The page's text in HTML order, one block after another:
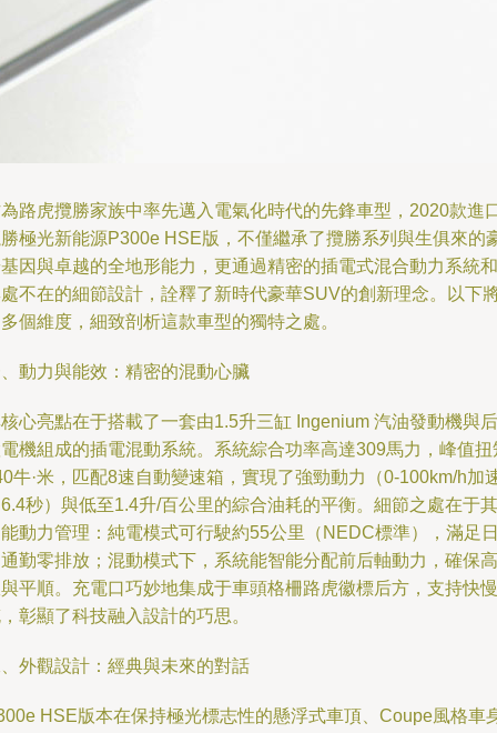
路虎攬勝家族中率先邁入電氣化時代的先鋒車型，2020款進
極光新能源P300e HSE版，不僅繼承了攬勝系列與生俱來的
因與卓越的全地形能力，更通過精密的插電式混合動力系統和
不在的細節設計，詮釋了新時代豪華SUV的創新理念。以下
個維度，細致剖析這款車型的獨特之處。
動力與能效：精密的混動心臟
心亮點在于搭載了一套由1.5升三缸 Ingenium 汽油發動機與后
機組成的插電混動系統。系統綜合功率高達309馬力，峰值扭
牛·米，匹配8速自動變速箱，實現了強勁動力（0-100km/h加
秒）與低至1.4升/百公里的綜合油耗的平衡。細節之處在于其
動力管理：純電模式可行駛約55公里（NEDC標準），滿足
勤零排放；混動模式下，系統能智能分配前后軸動力，確保高
平順。充電口巧妙地集成于車頭格柵路虎徽標后方，支持快慢
彰顯了科技融入設計的巧思。
外觀設計：經典與未來的對話
HSE版本在保持極光標志性的懸浮式車頂、Coupe風格車